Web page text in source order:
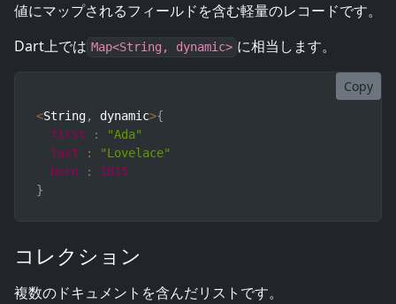
値にマップされるフィールドを含む軽量のレコードです。
Dart上では Map<String, dynamic> に相当します。
Copy
<String, dynamic>{
first
:
"Ada"
last
:
"Lovelace"
born
:
1815
}
コレクション
複数のドキュメントを含んだリストです。